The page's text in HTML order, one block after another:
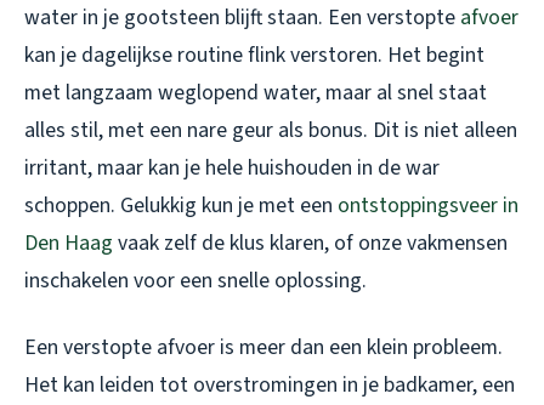
water in je gootsteen blijft staan. Een verstopte afvoer
kan je dagelijkse routine flink verstoren. Het begint
met langzaam weglopend water, maar al snel staat
alles stil, met een nare geur als bonus. Dit is niet alleen
irritant, maar kan je hele huishouden in de war
schoppen. Gelukkig kun je met een ontstoppingsveer in
Den Haag vaak zelf de klus klaren, of onze vakmensen
inschakelen voor een snelle oplossing.
Een verstopte afvoer is meer dan een klein probleem.
Het kan leiden tot overstromingen in je badkamer, een